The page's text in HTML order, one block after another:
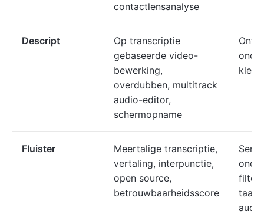
contactlensanalyse
Descript
Op transcriptie
gebaseerde video-
bewerking,
overdubben, multitrack
audio-editor,
schermopname
Fluister
Meertalige transcriptie,
vertaling, interpunctie,
open source,
betrouwbaarheidsscore